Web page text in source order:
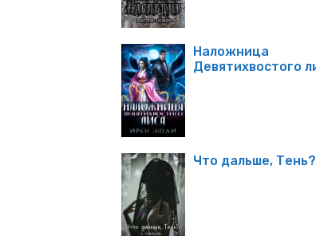
Наложница
Девятихвостого
Что дальше, Тень?